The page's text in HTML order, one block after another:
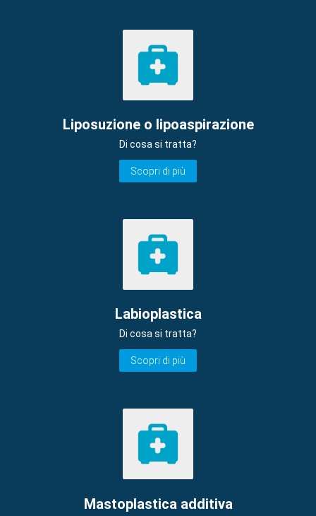
Liposuzione o lipoaspirazione
Di cosa si tratta?
Scopri di più
Labioplastica
Di cosa si tratta?
Scopri di più
Mastoplastica additiva